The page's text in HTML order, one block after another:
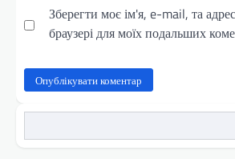
Зберегти моє ім'я, e-mail, та
браузері для моїх подальших